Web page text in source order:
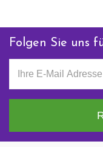
Folgen Sie uns